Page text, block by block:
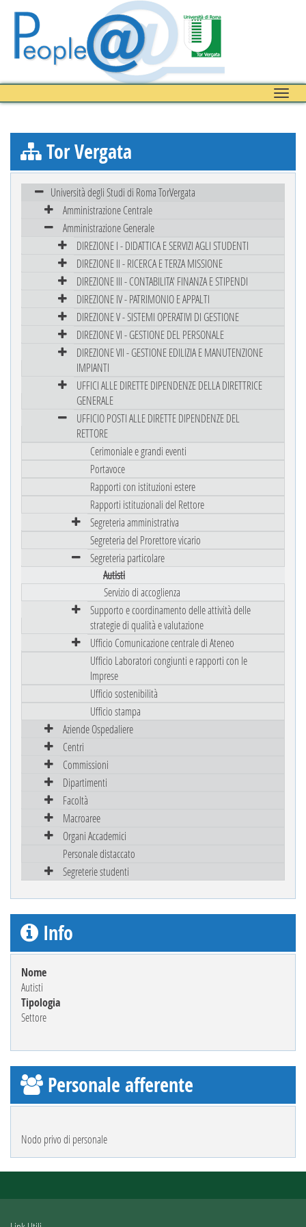
Toggle
Tor Vergata
Università degli Studi di Roma TorVergata
Amministrazione Centrale
Amministrazione Generale
DIREZIONE I - DIDATTICA E SERVIZI AGLI STUDENTI
DIREZIONE II - RICERCA E TERZA MISSIONE
DIREZIONE III - CONTABILITA' FINANZA E STIPENDI
DIREZIONE IV - PATRIMONIO E APPALTI
DIREZIONE V - SISTEMI OPERATIVI DI GESTIONE
DIREZIONE VI - GESTIONE DEL PERSONALE
DIREZIONE VII - GESTIONE EDILIZIA E MANUTENZIONE
IMPIANTI
UFFICI ALLE DIRETTE DIPENDENZE DELLA DIRETTRICE
GENERALE
UFFICIO POSTI ALLE DIRETTE DIPENDENZE DEL
RETTORE
Cerimoniale e grandi eventi
Portavoce
Rapporti con istituzioni estere
Rapporti istituzionali del Rettore
Segreteria amministrativa
Segreteria del Prorettore vicario
Segreteria particolare
Autisti
Servizio di accoglienza
Supporto e coordinamento delle attività delle
strategie di qualità e valutazione
Ufficio Comunicazione centrale di Ateneo
Ufficio Laboratori congiunti e rapporti con le
Imprese
Ufficio sostenibilità
Ufficio stampa
Aziende Ospedaliere
Centri
Commissioni
Dipartimenti
Facoltà
Macroaree
Organi Accademici
Personale distaccato
Segreterie studenti
Info
Nome
Autisti
Tipologia
Settore
Personale afferente
Nodo privo di personale